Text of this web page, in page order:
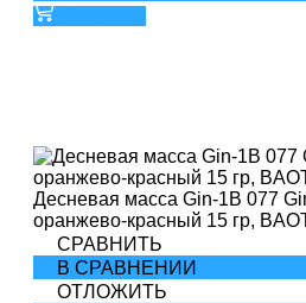
Десневая масса Gin-1B 077
оранжево-красный 15 гр,
СРАВНИТЬ
В СРАВНЕНИИ
ОТЛОЖИТЬ